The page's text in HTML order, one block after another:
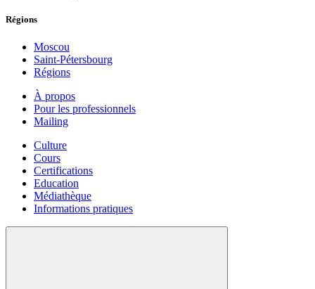
Régions
Moscou
Saint-Pétersbourg
Régions
À propos
Pour les professionnels
Mailing
Culture
Cours
Certifications
Education
Médiathèque
Informations pratiques